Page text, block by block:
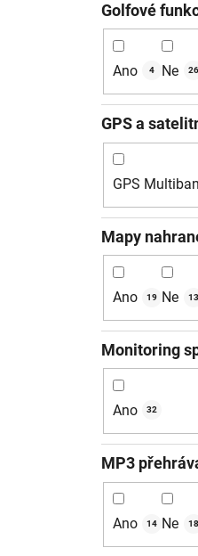
Golfové
Ano 4 Ne 26
GPS a
GPS
Mapy
Ano 19 Ne 13
Monitoring
Ano 32
MP3
Ano 14 Ne 18